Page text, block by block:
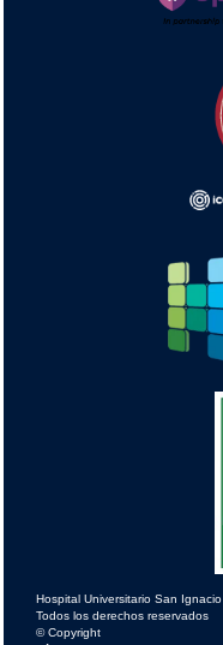
Hospital Universitario San Ignacio
Todos los derechos reservados
© Copyright